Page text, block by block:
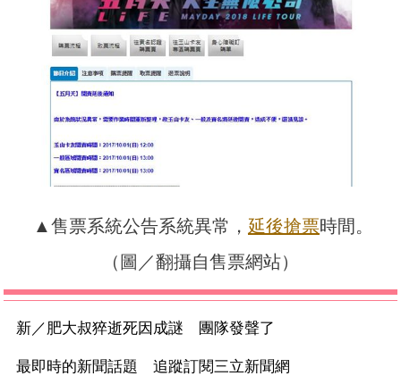
▲售票系統公告系統異常， 延後搶票時間。
（圖／翻攝自售票網站）
新／肥大叔猝逝死因成謎 團隊發聲了
最即時的新聞話題 追蹤訂閱三立新聞網